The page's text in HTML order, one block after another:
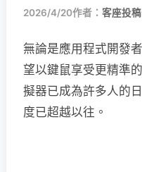
2026/4/20作者： 客座投稿
無論是應用程式開發
望以鍵鼠享受更精準
擬器已成為許多人的
度已超越以往。